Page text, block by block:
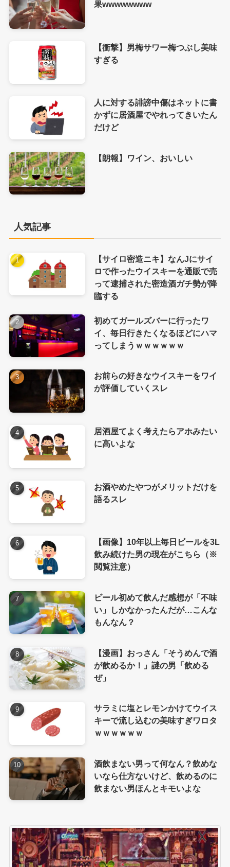
果wwwwwwww
【衝撃】男梅サワー梅つぶし美味
すぎる
人に対する誹謗中傷はネットに書
かずに居酒屋でやれってきいたん
だけど
【朗報】ワイン、おいしい
人気記事
【サイロ密造ニキ】なんJにサイ
ロで作ったウイスキーを通販で売
って逮捕された密造酒ガチ勢が降
臨する
初めてガールズバーに行ったワ
イ、毎日行きたくなるほどにハマ
ってしまうｗｗｗｗｗｗ
お前らの好きなウイスキーをワイ
が評価していくスレ
居酒屋てよく考えたらアホみたい
に高いよな
お酒やめたやつがメリットだけを
語るスレ
【画像】10年以上毎日ビールを3L
飲み続けた男の現在がこちら（※
閲覧注意）
ビール初めて飲んだ感想が「不味
い」しかなかったんだが…こんな
もんなん？
【漫画】おっさん「そうめんで酒
が飲めるか！」謎の男「飲める
ぜ」
サラミに塩とレモンかけてウイス
キーで流し込むの美味すぎワロタ
ｗｗｗｗｗｗ
酒飲まない男って何なん？飲めな
いなら仕方ないけど、飲めるのに
飲まない男ほんとキモいよな